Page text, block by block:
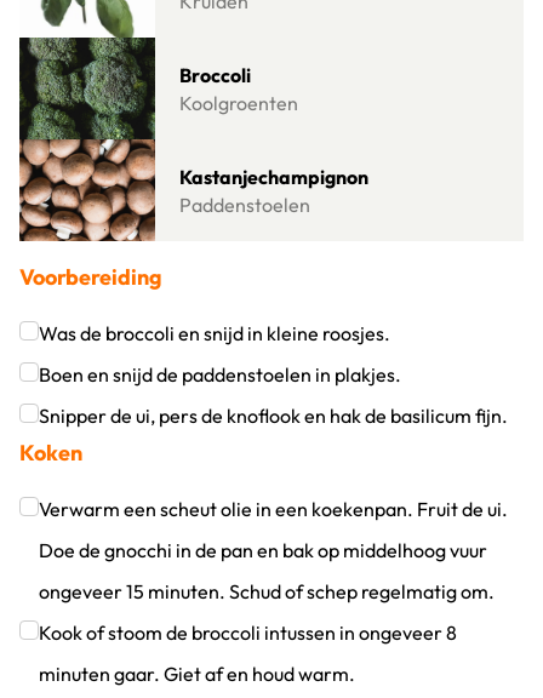
Broccoli
Koolgroenten
Lees meer over Broccoli
Kastanjechampignon
Paddenstoelen
Lees meer over Kastanjechampignon
Voorbereiding
Was de broccoli en snijd in kleine roosjes.
Klik om dit selectievakje aan te vinken
Boen en snijd de paddenstoelen in plakjes.
Klik om dit selectievakje aan te vinken
Snipper de ui, pers de knoflook en hak de basilicum fijn.
Klik om dit selectievakje aan te vinken
Koken
Verwarm een scheut olie in een koekenpan. Fruit de ui.
Doe de gnocchi in de pan en bak op middelhoog vuur
ongeveer 15 minuten. Schud of schep regelmatig om.
Klik om dit selectievakje aan te vinken
Kook of stoom de broccoli intussen in ongeveer 8
minuten gaar. Giet af en houd warm.